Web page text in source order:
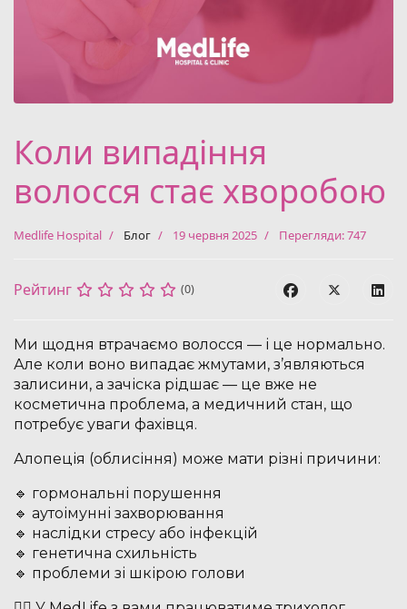
Коли випадіння
волосся стає хворобою
Medlife Hospital Блог 19 червня 2025 Перегляди: 747
Рейтинг (0)
Ми щодня втрачаємо волосся — і це нормально.
Але коли воно випадає жмутами, з’являються
залисини, а зачіска рідшає — це вже не
косметична проблема, а медичний стан, що
потребує уваги фахівця.
Алопеція (облисіння) може мати різні причини:
🔹 гормональні порушення
🔹 аутоімунні захворювання
🔹 наслідки стресу або інфекцій
🔹 генетична схильність
🔹 проблеми зі шкірою голови